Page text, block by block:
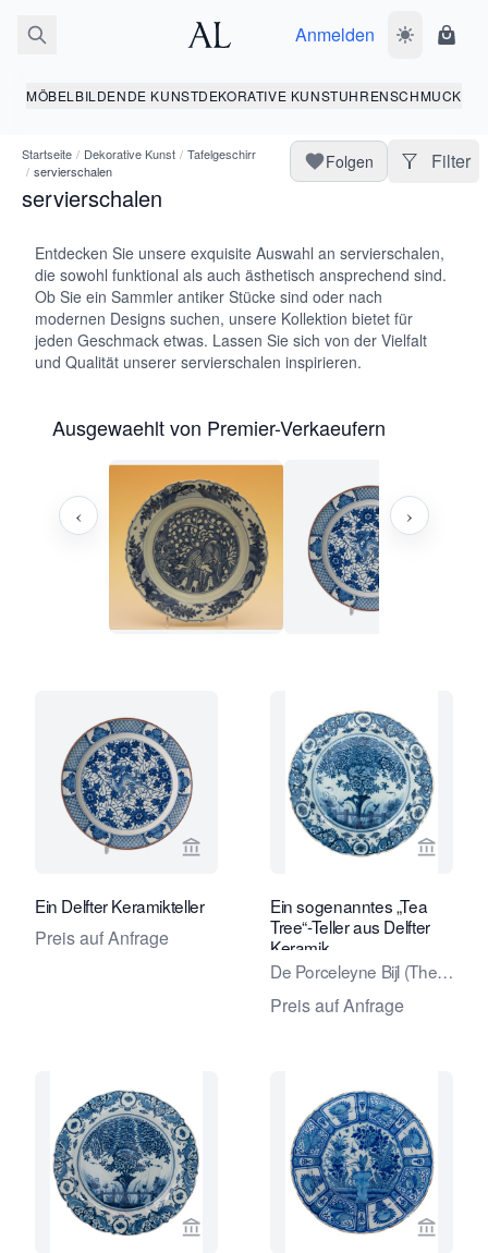
Anmelden
MÖBEL BILDENDE KUNSTDEKORATIVE KUNSTUHRENSCHMUCK
Startseite / Dekorative Kunst / Tafelgeschirr
/ servierschalen
servierschalen
Folgen Filter
Entdecken Sie unsere exquisite Auswahl an servierschalen,
die sowohl funktional als auch ästhetisch ansprechend sind.
Ob Sie ein Sammler antiker Stücke sind oder nach
modernen Designs suchen, unsere Kollektion bietet für
jeden Geschmack etwas. Lassen Sie sich von der Vielfalt
und Qualität unserer servierschalen inspirieren.
Ausgewaehlt von Premier-Verkaeufern
‹ ›
Verkaeuferseite von Limburg
Ein Delfter Keramikteller
Preis auf Anfrage
Ein sogenanntes „Tea
Tree“-Teller aus Delfter
Keramik
De Porceleyne Bijl (The
Porcelain Axe) Factory
Preis auf Anfrage
Verkaeuferseite von Van Nie